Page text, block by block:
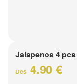
Jalapenos 4 pcs
Dès 4.90 €